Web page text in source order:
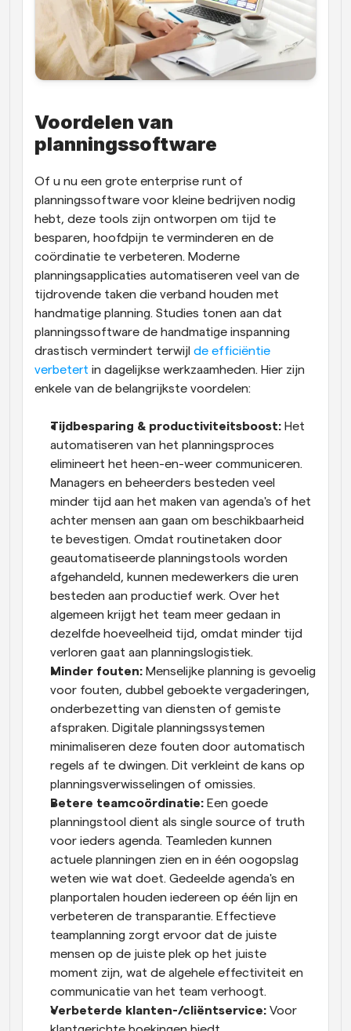
Voordelen van
planningssoftware
Of u nu een grote enterprise runt of
planningssoftware voor kleine bedrijven nodig
hebt, deze tools zijn ontworpen om tijd te
besparen, hoofdpijn te verminderen en de
coördinatie te verbeteren. Moderne
planningsapplicaties automatiseren veel van de
tijdrovende taken die verband houden met
handmatige planning. Studies tonen aan dat
planningssoftware de handmatige inspanning
drastisch vermindert terwijl de efficiëntie
verbetert in dagelijkse werkzaamheden. Hier zijn
enkele van de belangrijkste voordelen:
Tijdbesparing & productiviteitsboost: Het
automatiseren van het planningsproces
elimineert het heen-en-weer communiceren.
Managers en beheerders besteden veel
minder tijd aan het maken van agenda's of het
achter mensen aan gaan om beschikbaarheid
te bevestigen. Omdat routinetaken door
geautomatiseerde planningstools worden
afgehandeld, kunnen medewerkers die uren
besteden aan productief werk. Over het
algemeen krijgt het team meer gedaan in
dezelfde hoeveelheid tijd, omdat minder tijd
verloren gaat aan planningslogistiek.
Minder fouten: Menselijke planning is gevoelig
voor fouten, dubbel geboekte vergaderingen,
onderbezetting van diensten of gemiste
afspraken. Digitale planningssystemen
minimaliseren deze fouten door automatisch
regels af te dwingen. Dit verkleint de kans op
planningsverwisselingen of omissies.
Betere teamcoördinatie: Een goede
planningstool dient als single source of truth
voor ieders agenda. Teamleden kunnen
actuele planningen zien en in één oogopslag
weten wie wat doet. Gedeelde agenda's en
planportalen houden iedereen op één lijn en
verbeteren de transparantie. Effectieve
teamplanning zorgt ervoor dat de juiste
mensen op de juiste plek op het juiste
moment zijn, wat de algehele effectiviteit en
communicatie van het team verhoogt.
Verbeterde klanten-/cliëntservice: Voor